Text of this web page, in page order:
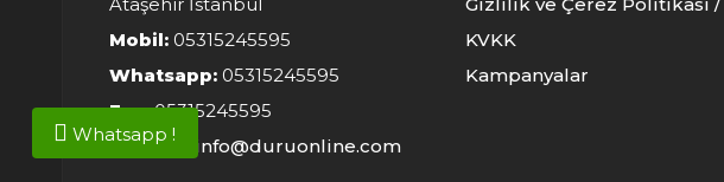
Whatsapp !
Mobil: 05315245595
Whatsapp: 05315245595
Fax:05315245595
E-Posta:
info@duruonline.com
KVKK
Kampanyalar